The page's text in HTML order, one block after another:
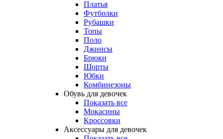
Платья
Футболки
Рубашки
Топы
Поло
Джинсы
Брюки
Шорты
Юбки
Комбинезоны
Обувь для девочек
Показать все
Мокасины
Кроссовки
Аксессуары для девочек